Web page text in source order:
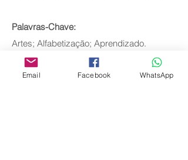
Palavras-Chave:
Artes; Alfabetização; Aprendizado.
Baixar texto completo
Email Facebook WhatsApp